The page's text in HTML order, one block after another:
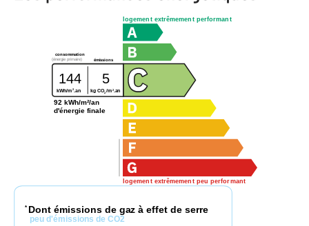
logement extrêmement performant
logement extrêmement peu performant
consommation
émissions
(énergie primaire)
144 5
kWh/m 2 .an kg CO2/m2.an
92 kWh/m²/an
d'énergie finale
* Dont émissions de gaz à effet de serre
peu d'émissions de CO2